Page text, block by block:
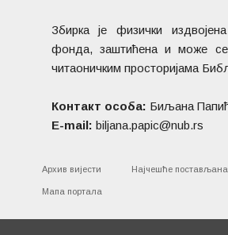
Збирка је физички
фонда, заштићена и може се
читаоничким просторијама
Контакт особа: Биљана
E-mail: biljana.papic@nub.rs
Архив вијести Најчешће
Мапа портала